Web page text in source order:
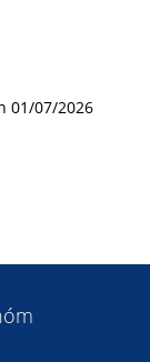
01/07/2026